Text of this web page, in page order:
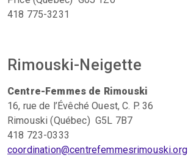
418 775-3231
Rimouski-Neigette
Centre-Femmes de Rimouski
16, rue de l’Évêché Ouest, C. P. 36
Rimouski (Québec) G5L 7B7
418 723-0333
coordination@centrefemmesrimouski.org